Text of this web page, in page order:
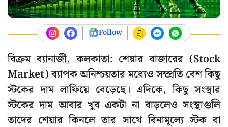
Follow
বিক্রম ব্যানার্জী, কলকাতা: শেয়ার বাজারের (Stock
Market) ব্যাপক অনিশ্চয়তার মধ্যেও সম্প্রতি বেশ কিছু
স্টকের দাম লাফিয়ে বেড়েছে। এদিকে, কিছু সংস্থার
স্টকের দাম আবার খুব একটা না বাড়লেও সংস্থাগুলি
তাদের শেয়ার কিনলে তার সাথে বিনামূল্যে স্টক বা